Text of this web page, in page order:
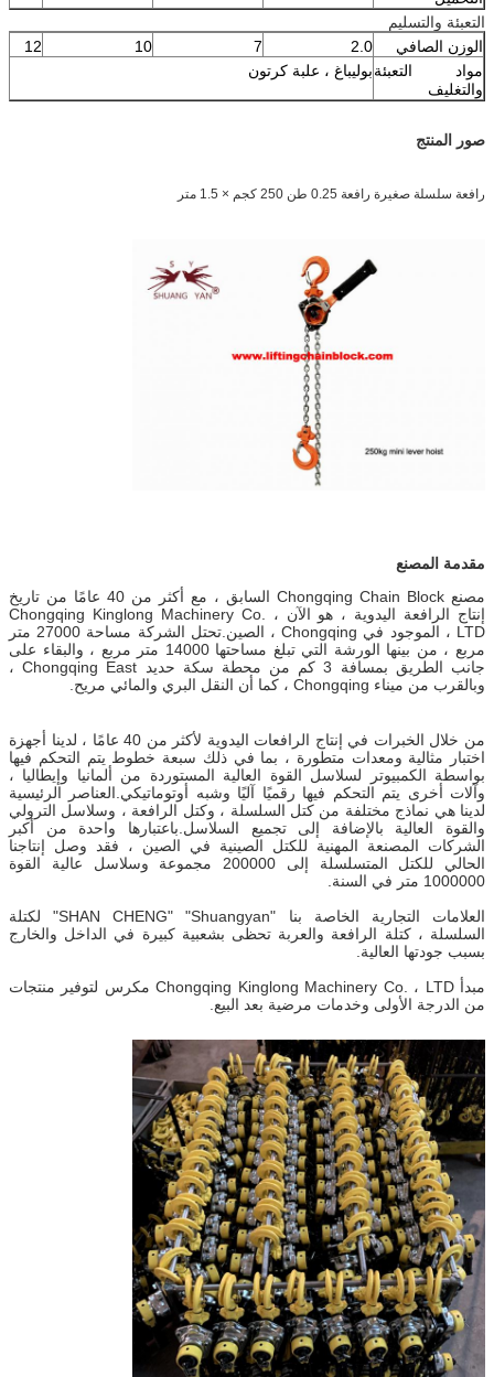
التعبئة والتسليم
الوزن الصافي
2.0
7
10
12
مواد التعبئة
والتغليف
بوليباغ ، علبة كرتون
صور المنتج
رافعة سلسلة صغيرة رافعة 0.25 طن 250 كجم × 1.5 متر
مقدمة المصنع
مصنع Chongqing Chain Block السابق ، مع أكثر من 40 عامًا من تاريخ
إنتاج الرافعة اليدوية ، هو الآن Chongqing Kinglong Machinery Co. ،
LTD ، الموجود في Chongqing ، الصين.تحتل الشركة مساحة 27000 متر
مربع ، من بينها الورشة التي تبلغ مساحتها 14000 متر مربع ، والبقاء على
جانب الطريق بمسافة 3 كم من محطة سكة حديد Chongqing East ،
وبالقرب من ميناء Chongqing ، كما أن النقل البري والمائي مريح.
من خلال الخبرات في إنتاج الرافعات اليدوية لأكثر من 40 عامًا ، لدينا أجهزة
اختبار مثالية ومعدات متطورة ، بما في ذلك سبعة خطوط يتم التحكم فيها
بواسطة الكمبيوتر لسلاسل القوة العالية المستوردة من ألمانيا وإيطاليا ،
وآلات أخرى يتم التحكم فيها رقميًا آليًا وشبه أوتوماتيكي.العناصر الرئيسية
لدينا هي نماذج مختلفة من كتل السلسلة ، وكتل الرافعة ، وسلاسل الترولي
والقوة العالية بالإضافة إلى تجميع السلاسل.باعتبارها واحدة من أكبر
الشركات المصنعة المهنية للكتل الصينية في الصين ، فقد وصل إنتاجنا
الحالي للكتل المتسلسلة إلى 200000 مجموعة وسلاسل عالية القوة
1000000 متر في السنة.
العلامات التجارية الخاصة بنا "SHAN CHENG" "Shuangyan" لكتلة
السلسلة ، كتلة الرافعة والعربة تحظى بشعبية كبيرة في الداخل والخارج
بسبب جودتها العالية.
مبدأ Chongqing Kinglong Machinery Co. ، LTD مكرس لتوفير منتجات
من الدرجة الأولى وخدمات مرضية بعد البيع.